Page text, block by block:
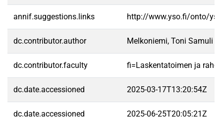
annif.suggestions.links http://www.yso.fi/onto/
dc.contributor.author Melkoniemi, Toni Samuli
dc.contributor.faculty fi=Laskentatoimen ja
dc.date.accessioned 2025-03-17T13:20:54Z
dc.date.accessioned 2025-06-25T20:05:21Z